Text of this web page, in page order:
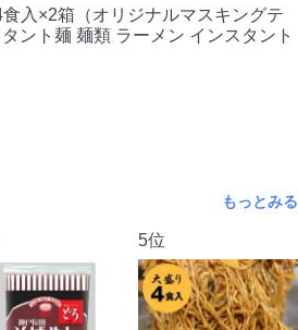
入×2箱（オリジナルマスキングテ
ント麺 麺類 ラーメン インスタント
もっとみる
5位